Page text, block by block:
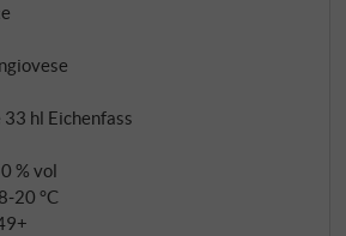
hl Eichenfass
% vol
°C